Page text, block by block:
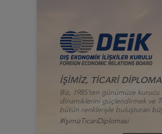
İŞİMİZ, TİCARİ
Biz, 1985’ten günümüze
dinamiklerini güçlendirmek ve
bütün renkleriyle buluşturan
#İşimizTicariDiplomasi